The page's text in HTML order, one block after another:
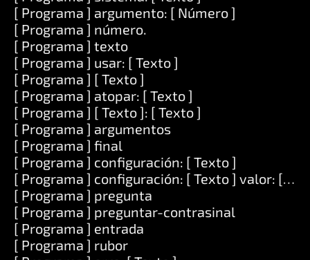
[ Programa ] argumento: [ Número ]
[ Programa ] número.
[ Programa ] texto
[ Programa ] usar: [ Texto ]
[ Programa ] [ Texto ]
[ Programa ] atopar: [ Texto ]
[ Programa ] [ Texto ]: [ Texto ]
[ Programa ] argumentos
[ Programa ] final
[ Programa ] configuración: [ Texto ]
[ Programa ] configuración: [ Texto ] valor: [
[ Programa ] pregunta
[ Programa ] preguntar-contrasinal
[ Programa ] entrada
[ Programa ] rubor